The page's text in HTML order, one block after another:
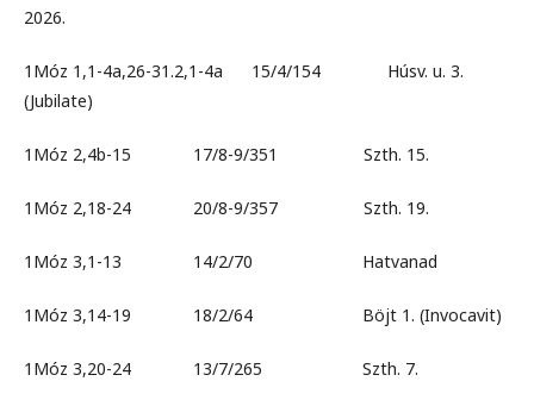
2026.
1Móz 1,1-4a,26-31.2,1-4a 15/4/154 Húsv. u. 3.
(Jubilate)
1Móz 2,4b-15 17/8-9/351 Szth. 15.
1Móz 2,18-24 20/8-9/357 Szth. 19.
1Móz 3,1-13 14/2/70 Hatvanad
1Móz 3,14-19 18/2/64 Böjt 1. (Invocavit)
1Móz 3,20-24 13/7/265 Szth. 7.